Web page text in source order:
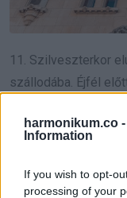
harmonikum.co -
Information
If you wish to opt-
processing of your
11. Szilveszterkor
szállodába. Éjfél
jövet